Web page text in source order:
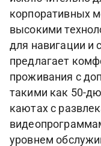
корпоративных
высокими
для навигации и
предлагает
проживания с
такими как 50-
каютах с
уровнем